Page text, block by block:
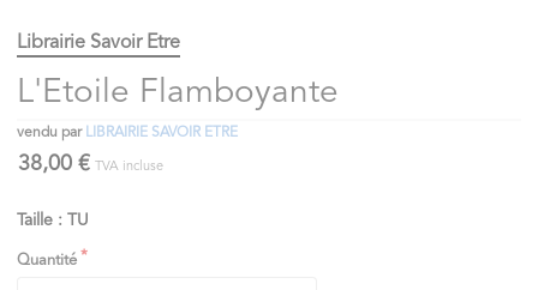
Librairie Savoir Etre
L'Etoile Flamboyante
vendu par LIBRAIRIE SAVOIR ETRE
38,00 € TVA incluse
Taille : TU
Quantité